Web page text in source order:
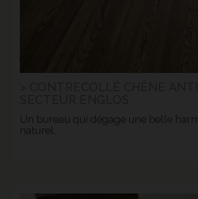
Un bureau qui dégage une belle
naturel.